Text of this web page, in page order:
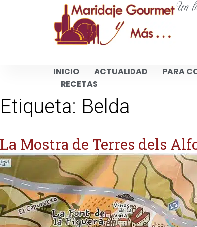
Un
INICIO ACTUALIDAD PARA
RECETAS
Etiqueta: Belda
La Mostra de Terres dels